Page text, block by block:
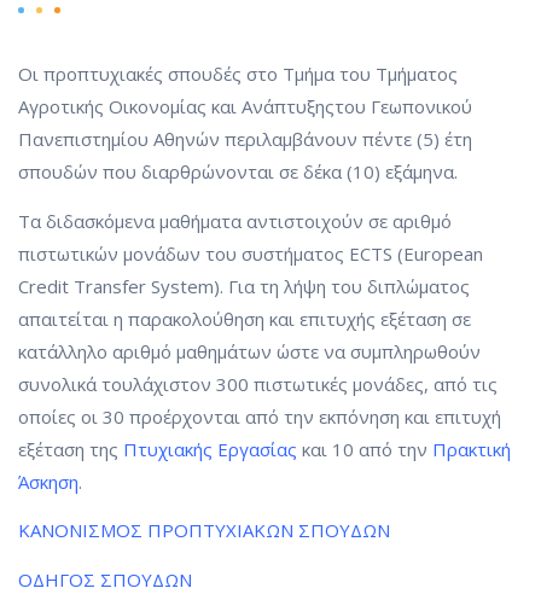
Οι προπτυχιακές σπουδές στο Τμήμα του Τμήματος
Αγροτικής Οικονομίας και Ανάπτυξηςτου Γεωπονικού
Πανεπιστημίου Αθηνών περιλαμβάνουν πέντε (5) έτη
σπουδών που διαρθρώνονται σε δέκα (10) εξάμηνα.
Τα διδασκόμενα μαθήματα αντιστοιχούν σε αριθμό
πιστωτικών μονάδων του συστήματος ΕCTS (European
Credit Transfer System). Για τη λήψη του διπλώματος
απαιτείται η παρακολούθηση και επιτυχής εξέταση σε
κατάλληλο αριθμό μαθημάτων ώστε να συμπληρωθούν
συνολικά τουλάχιστον 300 πιστωτικές μονάδες, από τις
οποίες οι 30 προέρχονται από την εκπόνηση και επιτυχή
εξέταση της Πτυχιακής Εργασίας και 10 από την Πρακτική
Άσκηση.
ΚΑΝΟΝΙΣΜΟΣ ΠΡΟΠΤΥΧΙΑΚΩΝ ΣΠΟΥΔΩΝ
ΟΔΗΓΟΣ ΣΠΟΥΔΩΝ